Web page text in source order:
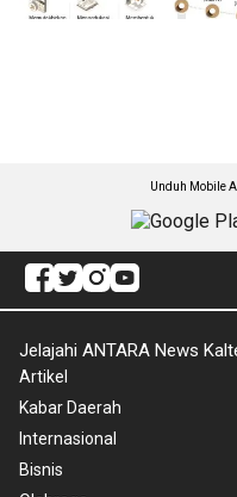
Unduh Mobile
Jelajahi ANTARA News
Artikel
Kabar Daerah
Internasional
Bisnis